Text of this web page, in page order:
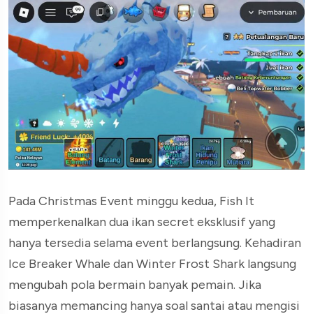
Pada Christmas Event minggu kedua, Fish It
memperkenalkan dua ikan secret eksklusif yang
hanya tersedia selama event berlangsung. Kehadiran
Ice Breaker Whale dan Winter Frost Shark langsung
mengubah pola bermain banyak pemain. Jika
biasanya memancing hanya soal santai atau mengisi